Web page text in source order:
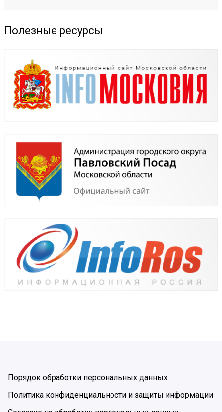
Полезные ресурсы
Порядок обработки персональных данных
Политика конфиденциальности и защиты информации